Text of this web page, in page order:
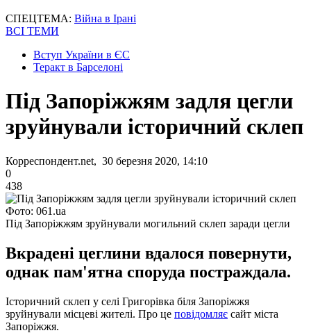
СПЕЦТЕМА: Війна в Ірані
ВСІ ТЕМИ
Вступ України в ЄС
Теракт в Барселоні
Під Запоріжжям задля цегли
зруйнували історичний склеп
Корреспондент.net, 30 березня 2020, 14:10
0
438
Фото: 061.ua
Під Запоріжжям зруйнували могильний склеп заради цегли
Вкрадені цеглини вдалося повернути,
однак пам'ятна споруда постраждала.
Історичний склеп у селі Григорівка біля Запоріжжя
зруйнували місцеві жителі. Про це повідомляє сайт міста
Запоріжжя.